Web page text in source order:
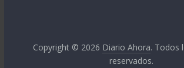
Copyright © 2026 Diario Ahora. Todos
reservados.